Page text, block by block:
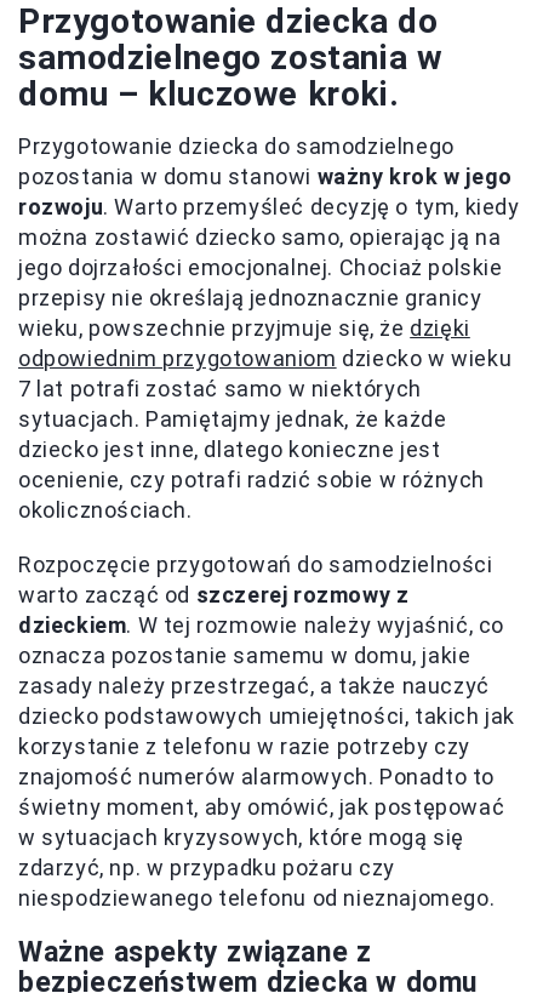
Przygotowanie dziecka do
samodzielnego zostania w
domu – kluczowe kroki.
Przygotowanie dziecka do samodzielnego
pozostania w domu stanowi ważny krok w jego
rozwoju. Warto przemyśleć decyzję o tym, kiedy
można zostawić dziecko samo, opierając ją na
jego dojrzałości emocjonalnej. Chociaż polskie
przepisy nie określają jednoznacznie granicy
wieku, powszechnie przyjmuje się, że dzięki
odpowiednim przygotowaniom dziecko w wieku
7 lat potrafi zostać samo w niektórych
sytuacjach. Pamiętajmy jednak, że każde
dziecko jest inne, dlatego konieczne jest
ocenienie, czy potrafi radzić sobie w różnych
okolicznościach.
Rozpoczęcie przygotowań do samodzielności
warto zacząć od szczerej rozmowy z
dzieckiem. W tej rozmowie należy wyjaśnić, co
oznacza pozostanie samemu w domu, jakie
zasady należy przestrzegać, a także nauczyć
dziecko podstawowych umiejętności, takich jak
korzystanie z telefonu w razie potrzeby czy
znajomość numerów alarmowych. Ponadto to
świetny moment, aby omówić, jak postępować
w sytuacjach kryzysowych, które mogą się
zdarzyć, np. w przypadku pożaru czy
niespodziewanego telefonu od nieznajomego.
Ważne aspekty związane z
bezpieczeństwem dziecka w domu